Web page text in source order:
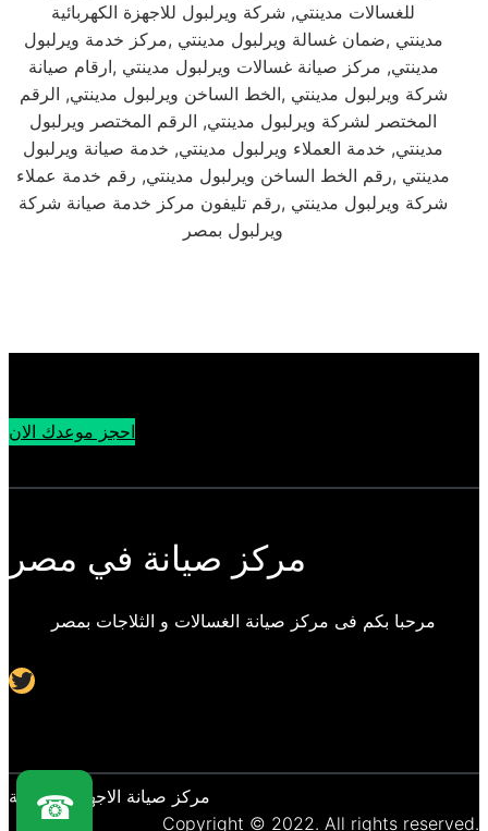
للغسالات مدينتي, شركة ويرلبول للاجهزة الكهربائية
مدينتي ,ضمان غسالة ويرلبول مدينتي ,مركز خدمة ويرلبول
مدينتي, مركز صيانة غسالات ويرلبول مدينتي ,ارقام صيانة
شركة ويرلبول مدينتي ,الخط الساخن ويرلبول مدينتي, الرقم
المختصر لشركة ويرلبول مدينتي, الرقم المختصر ويرلبول
مدينتي, خدمة العملاء ويرلبول مدينتي, خدمة صيانة ويرلبول
مدينتي ,رقم الخط الساخن ويرلبول مدينتي, رقم خدمة عملاء
شركة ويرلبول مدينتي ,رقم تليفون مركز خدمة صيانة شركة
ويرلبول بمصر
احجز موعدك الان
مركز صيانة في مصر
مرحبا بكم فى مركز صيانة الغسالات و الثلاجات بمصر
Twitter
مركز صيانة الاجهزة المنزلية
Copyright © 2022. All rights reserved.
☎